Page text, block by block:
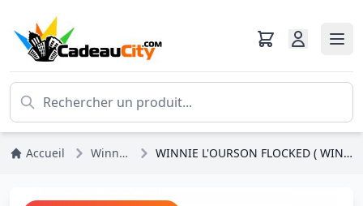
Accueil Winnie L'ourson WINNIE L'OURSON FLOCKED ( WINDOW BOX ) - DISNEY SHOWCASE